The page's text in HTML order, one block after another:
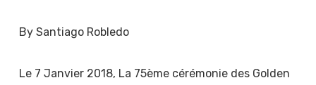
By Santiago Robledo
Le 7 Janvier 2018, La 75ème cérémonie des Golden